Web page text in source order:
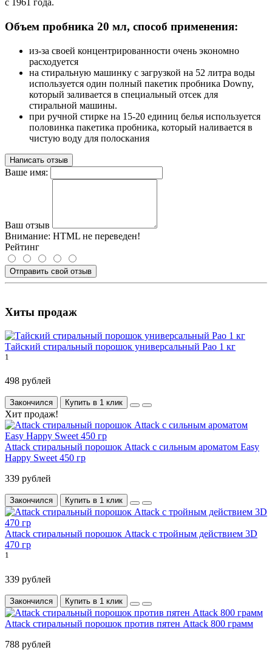
Объем пробника 20 мл, способ применения:
из-за своей концентрированности очень экономно
расходуется
на стиральную машинку с загрузкой на 52 литра воды
используется один полный пакетик пробника Downy,
который заливается в специальный отсек для
стиральной машины.
при ручной стирке на 15-20 единиц белья используется
половинка пакетика пробника, который наливается в
чистую воду для полоскания
Написать отзыв
Ваше имя:
Ваш отзыв
Внимание: HTML не переведен!
Рейтинг
Отправить свой отзыв
Хиты продаж
Тайский стиральный порошок универсальный Pao 1 кг
1
498 рублей
Закончился Купить в 1 клик
Хит продаж!
Attack стиральный порошок Attack с сильным ароматом Easy
Happy Sweet 450 гр
339 рублей
Закончился Купить в 1 клик
Attack стиральный порошок Attack с тройным действием 3D
470 гр
1
339 рублей
Закончился Купить в 1 клик
Attack стиральный порошок против пятен Attack 800 грамм
788 рублей